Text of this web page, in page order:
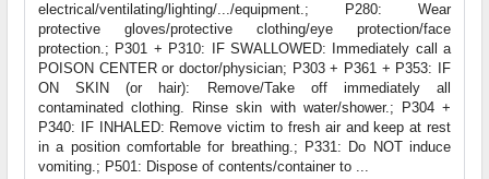
electrical/ventilating/lighting/.../equipment.; P280: Wear
protective gloves/protective clothing/eye protection/face
protection.; P301 + P310: IF SWALLOWED: Immediately call a
POISON CENTER or doctor/physician; P303 + P361 + P353: IF
ON SKIN (or hair): Remove/Take off immediately all
contaminated clothing. Rinse skin with water/shower.; P304 +
P340: IF INHALED: Remove victim to fresh air and keep at rest
in a position comfortable for breathing.; P331: Do NOT induce
vomiting.; P501: Dispose of contents/container to ...